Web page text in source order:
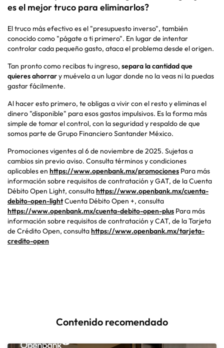
es el mejor truco para eliminarlos?
El truco más efectivo es el "presupuesto inverso", también
conocido como "págate a ti primero". En lugar de intentar
controlar cada pequeño gasto, ataca el problema desde el origen.
Tan pronto como recibas tu ingreso, separa la cantidad que
quieres ahorrary muévela a un lugar donde no la veas ni la puedas
gastar fácilmente.
Al hacer esto primero, te obligas a vivir con el resto y eliminas el
dinero "disponible" para esos gastos impulsivos. Es la forma más
simple de tomar el control, con la seguridad y respaldo de que
somos parte de Grupo Financiero Santander México.
Promociones vigentes al 6de noviembre de 2025. Sujetas a
cambios sin previo aviso. Consulta términos y condiciones
aplicables en https://www.openbank.mx/promociones Para más
información sobre requisitos de contratación y GAT, de la Cuenta
Débito Open Light, consultahttps://www.openbank.mx/cuenta-
debito-open-lightCuenta Débito Open +, consulta
https://www.openbank.mx/cuenta-debito-open-plus Para más
información sobre requisitos de contratación y CAT, de la Tarjeta
de Crédito Open, consultahttps://www.openbank.mx/tarjeta-
credito-open
Contenido recomendado